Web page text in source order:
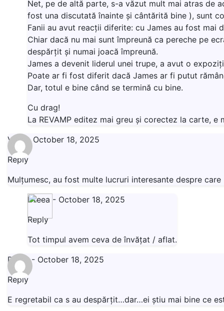
Net, pe de altă parte, s-a văzut mult mai atras de
fost una discutată înainte și cântărită bine ), sunt
Fanii au avut reacții diferite: cu James au fost mai
Chiar dacă nu mai sunt împreună ca pereche pe
despărțit și numai joacă împreună.
James a devenit liderul unei trupe, a avut o
Poate ar fi fost diferit dacă James ar fi putut
Dar, totul e bine când se termină cu bine.
Cu drag!
La REVAMP editez mai greu și corectez la carte, e
Vera -October 18, 2025
Reply
Mulțumesc, au fost multe lucruri interesante despre
Dreea - October 18, 2025
Reply
Tot timpul avem ceva de învățat / aflat.
Diana- October 18, 2025
Reply
E regretabil ca s au despărțit…dar…ei știu mai bine ce